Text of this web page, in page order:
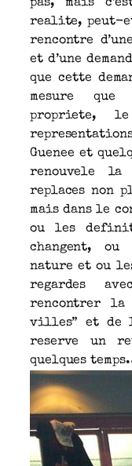
pas, mais
realite, peut-
rencontre
et d’une
que cette
mesure
propriete,
Guenee et
renouvele la
replaces non
mais dans le
ou les
changent,
nature et ou
regardes
rencontrer la
villes” et de
reserve un
quelques